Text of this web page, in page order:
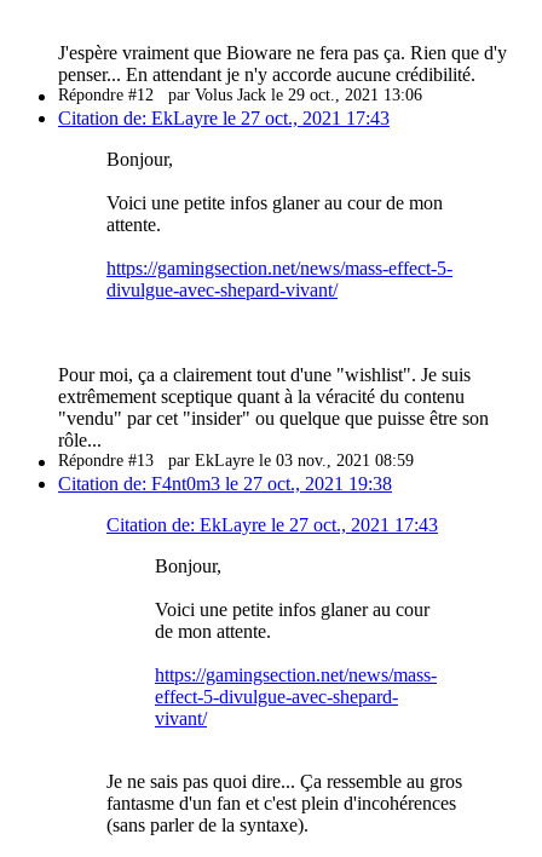
J'espère vraiment que Bioware ne fera pas ça. Rien que d'y
penser... En attendant je n'y accorde aucune crédibilité.
Répondre #12 par Volus Jack le 29 oct., 2021 13:06
Citation de: EkLayre le 27 oct., 2021 17:43
Bonjour,
Voici une petite infos glaner au cour de mon
attente.
https://gamingsection.net/news/mass-effect-5-
divulgue-avec-shepard-vivant/
Pour moi, ça a clairement tout d'une "wishlist". Je suis
extrêmement sceptique quant à la véracité du contenu
"vendu" par cet "insider" ou quelque que puisse être son
rôle...
Répondre #13 par EkLayre le 03 nov., 2021 08:59
Citation de: F4nt0m3 le 27 oct., 2021 19:38
Citation de: EkLayre le 27 oct., 2021 17:43
Bonjour,
Voici une petite infos glaner au cour
de mon attente.
https://gamingsection.net/news/mass-
effect-5-divulgue-avec-shepard-
vivant/
Je ne sais pas quoi dire... Ça ressemble au gros
fantasme d'un fan et c'est plein d'incohérences
(sans parler de la syntaxe).